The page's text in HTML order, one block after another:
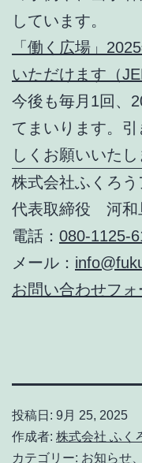
しています。
「働く広場」
いただけます（
今後も毎月1回、
てまいります。
しくお願いいたし
株式会社ふくろう
代表取締役 河和
電話： 080-1125-
メール：
お問い合わせフ
投稿日: 9月 25, 2025
作成者: 株式会社 ふく
カテゴリー: お知らせ